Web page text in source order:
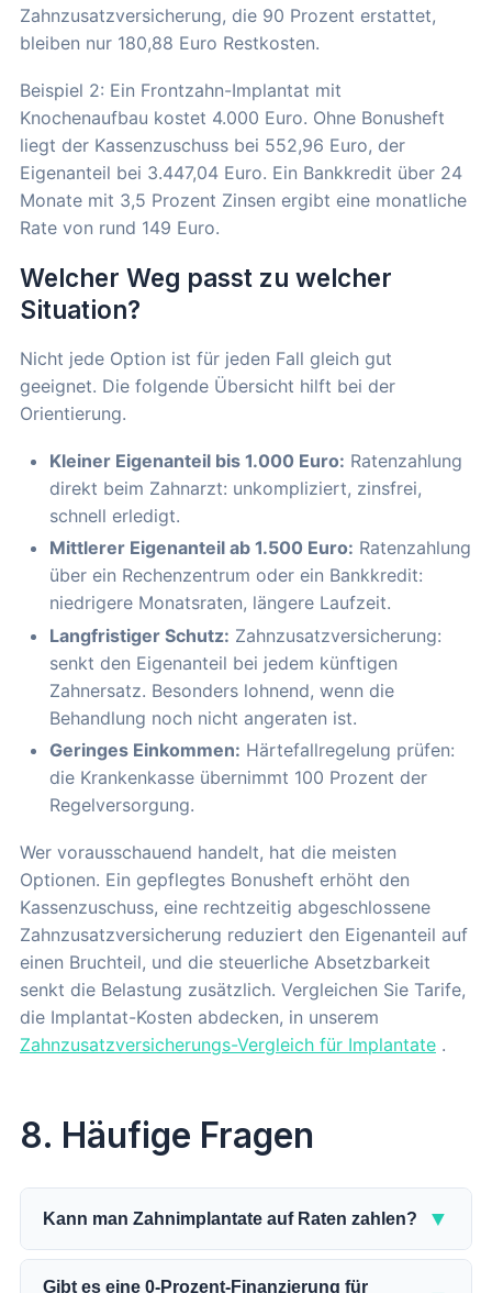
Zahnzusatzversicherung, die 90 Prozent erstattet,
bleiben nur 180,88 Euro Restkosten.
Beispiel 2: Ein Frontzahn-Implantat mit
Knochenaufbau kostet 4.000 Euro. Ohne Bonusheft
liegt der Kassenzuschuss bei 552,96 Euro, der
Eigenanteil bei 3.447,04 Euro. Ein Bankkredit über 24
Monate mit 3,5 Prozent Zinsen ergibt eine monatliche
Rate von rund 149 Euro.
Welcher Weg passt zu welcher
Situation?
Nicht jede Option ist für jeden Fall gleich gut
geeignet. Die folgende Übersicht hilft bei der
Orientierung.
Kleiner Eigenanteil bis 1.000 Euro: Ratenzahlung
direkt beim Zahnarzt: unkompliziert, zinsfrei,
schnell erledigt.
Mittlerer Eigenanteil ab 1.500 Euro: Ratenzahlung
über ein Rechenzentrum oder ein Bankkredit:
niedrigere Monatsraten, längere Laufzeit.
Langfristiger Schutz: Zahnzusatzversicherung:
senkt den Eigenanteil bei jedem künftigen
Zahnersatz. Besonders lohnend, wenn die
Behandlung noch nicht angeraten ist.
Geringes Einkommen: Härtefallregelung prüfen:
die Krankenkasse übernimmt 100 Prozent der
Regelversorgung.
Wer vorausschauend handelt, hat die meisten
Optionen. Ein gepflegtes Bonusheft erhöht den
Kassenzuschuss, eine rechtzeitig abgeschlossene
Zahnzusatzversicherung reduziert den Eigenanteil auf
einen Bruchteil, und die steuerliche Absetzbarkeit
senkt die Belastung zusätzlich. Vergleichen Sie Tarife,
die Implantat-Kosten abdecken, in unserem
Zahnzusatzversicherungs-Vergleich für Implantate .
8. Häufige Fragen
Kann man Zahnimplantate auf Raten zahlen? ▼
Ja, Zahnimplantate lassen sich auf Raten zahlen. Es
gibt zwei Wege: direkt beim Zahnarzt oder über ein
Gibt es eine 0-Prozent-Finanzierung für